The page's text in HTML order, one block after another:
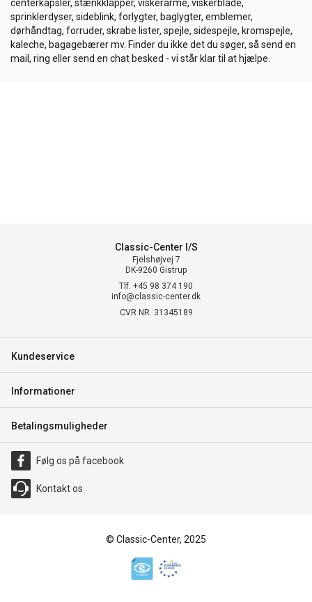
centerkapsler, stænkklapper, viskerarme, viskerblade,
sprinklerdyser, sideblink, forlygter, baglygter, emblemer,
dørhåndtag, forruder, skrabe lister, spejle, sidespejle, kromspejle,
kaleche, bagagebærer mv. Finder du ikke det du søger, så send en
mail, ring eller send en chat besked - vi står klar til at hjælpe.
Classic-Center I/S
Fjelshøjvej 7
DK-9260 Gistrup
Tlf. +45 98 374 190
info@classic-center.dk
CVR NR. 31345189
Kundeservice
Informationer
Betalingsmuligheder
Følg os på facebook
Kontakt os
© Classic-Center, 2025